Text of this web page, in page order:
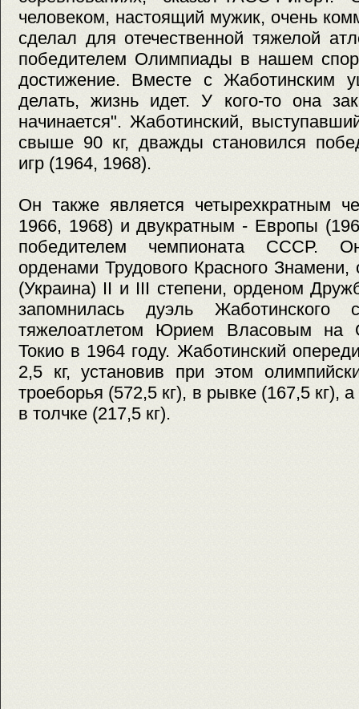
человеком, настоящий мужик, очень
сделал для отечественной тяжелой
победителем Олимпиады в нашем
достижение. Вместе с Жаботинским
делать, жизнь идет. У кого-то она
начинается". Жаботинский,
свыше 90 кг, дважды становился
игр (1964, 1968).
Он также является четырехкратным
1966, 1968) и двукратным - Европы
победителем чемпионата СССР.
орденами Трудового Красного Знамени,
(Украина) II и III степени, орденом
запомнилась дуэль Жаботинского
тяжелоатлетом Юрием Власовым на
Токио в 1964 году. Жаботинский
2,5 кг, установив при этом
троеборья (572,5 кг), в рывке (167,5 кг),
в толчке (217,5 кг).